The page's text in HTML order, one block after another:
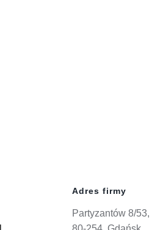
Adres firmy
Partyzantów 8/53,